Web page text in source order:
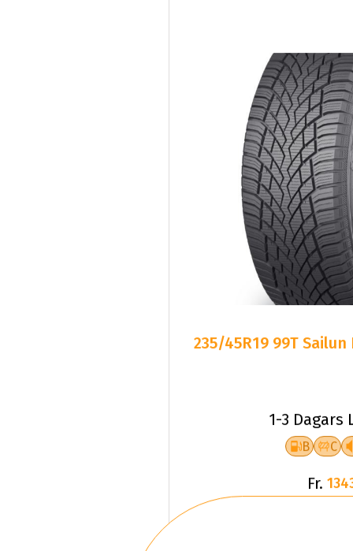
235/45R19 99T Sailun
B C
Fr.